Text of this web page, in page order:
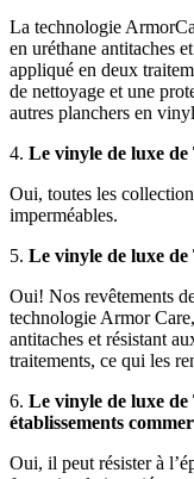
La technologie
en uréthane antitaches
appliqué en deux
de nettoyage et une
autres planchers en
4. Le vinyle de luxe de
Oui, toutes les
imperméables.
5. Le vinyle de luxe
Oui! Nos revêtements
technologie Armor
antitaches et résistant
traitements, ce qui les
6. Le vinyle de luxe
établissements
Oui, il peut résister à